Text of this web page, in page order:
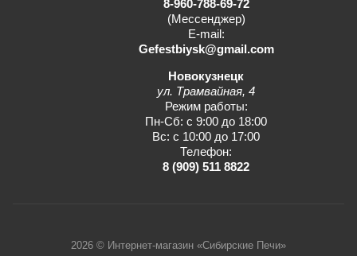
8-960-788-69-72
(Мессенджер)
E-mail:
Gefestbiysk@gmail.com
Новокузнецк
ул. Трамвайная, 4
Режим работы:
Пн-Сб: с 9:00 до 18:00
Вс: с 10:00 до 17:00
Телефон:
8 (909) 511 8822
2026 © Интернет-магазин «Сибирские Печи»